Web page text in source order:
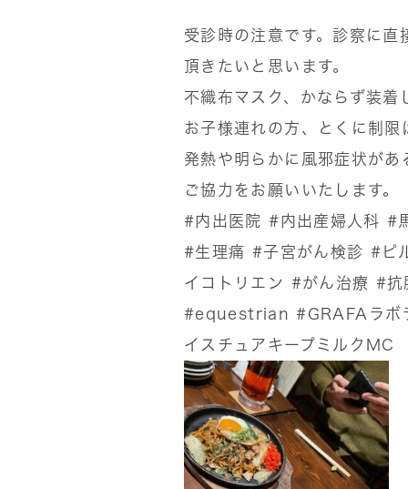
受診時の注意です。診察に
頂きたいと思います。
不織布マスク、かならず装着
お子様連れの方、とくに制
発熱や明らかに風邪症状が
ご協力をお願いいたします。
#内出医院
#内出産婦人科 #
#生理痛
#子宮がん検診 #ピ
イコトリエン
#がん治療 #抗
#equestrian #GRAFAラボ
イスチュアキープミルクMC